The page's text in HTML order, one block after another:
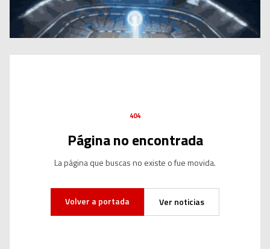
404
Página no encontrada
La página que buscas no existe o fue movida.
Volver a portada Ver noticias